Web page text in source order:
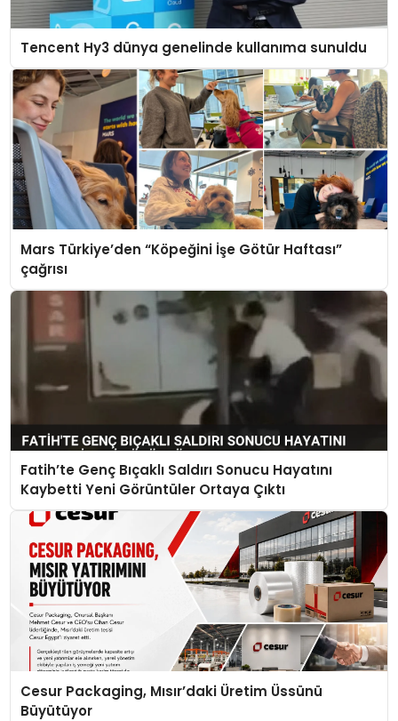
Tencent Hy3 dünya genelinde kullanıma sunuldu
Mars Türkiye’den “Köpeğini İşe Götür Haftası”
çağrısı
Fatih’te Genç Bıçaklı Saldırı Sonucu Hayatını
Kaybetti Yeni Görüntüler Ortaya Çıktı
Cesur Packaging, Mısır’daki Üretim Üssünü
Büyütüyor